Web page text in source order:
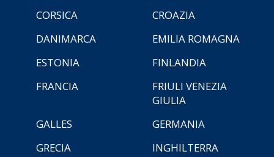
CORSICA
CROAZIA
DANIMARCA
EMILIA ROMAGNA
ESTONIA
FINLANDIA
FRANCIA
FRIULI VENEZIA
GIULIA
GALLES
GERMANIA
GRECIA
INGHILTERRA